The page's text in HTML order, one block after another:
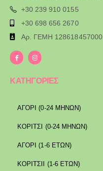
+30 239 910 0155
+30 698 656 2670
Αρ. ΓΕΜΗ 128618457000
ΚΑΤΗΓΟΡΙΕΣ
ΑΓΟΡΙ (0-24 ΜΗΝΩΝ)
ΚΟΡΙΤΣΙ (0-24 ΜΗΝΩΝ)
ΑΓΟΡΙ (1-6 ΕΤΩΝ)
ΚΟΡΙΤΣΙΙ (1-6 ΕΤΩΝ)